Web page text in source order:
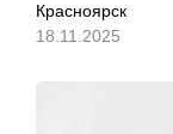
Красноярск
18.11.2025